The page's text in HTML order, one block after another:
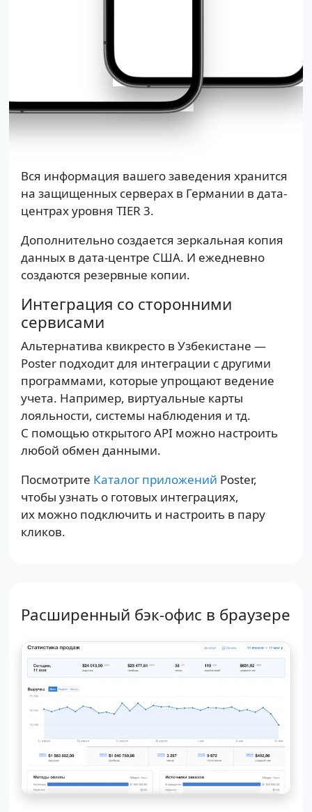
Вся информация вашего заведения хранится
на защищенных серверах в Германии в дата-
центрах уровня TIER 3.
Дополнительно создается зеркальная копия
данных в дата-центре США. И ежедневно
создаются резервные копии.
Интеграция со сторонними
сервисами
Альтернатива квикресто в Узбекистане —
Poster подходит для интеграции с другими
программами, которые упрощают ведение
учета. Например, виртуальные карты
лояльности, системы наблюдения и тд.
С помощью открытого API можно настроить
любой обмен данными.
Посмотрите Каталог приложений Poster,
чтобы узнать о готовых интеграциях,
их можно подключить и настроить в пару
кликов.
Расширенный бэк-офис в браузере